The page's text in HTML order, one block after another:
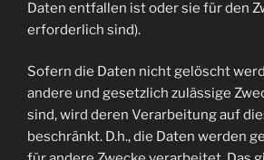
Daten entfallen ist oder sie für den
erforderlich sind).
Sofern die Daten nicht gelöscht
andere und gesetzlich zulässige
sind, wird deren Verarbeitung auf
beschränkt. D.h., die Daten werden